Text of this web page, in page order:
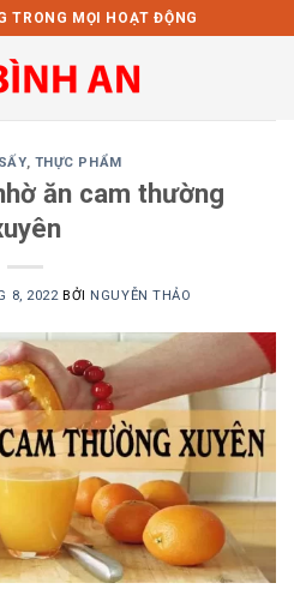
TRONG MỌI HOẠT ĐỘNG
, THỰC PHẨM
ăn cam thường
8, 2022 BỞI NGUYỄN THẢO